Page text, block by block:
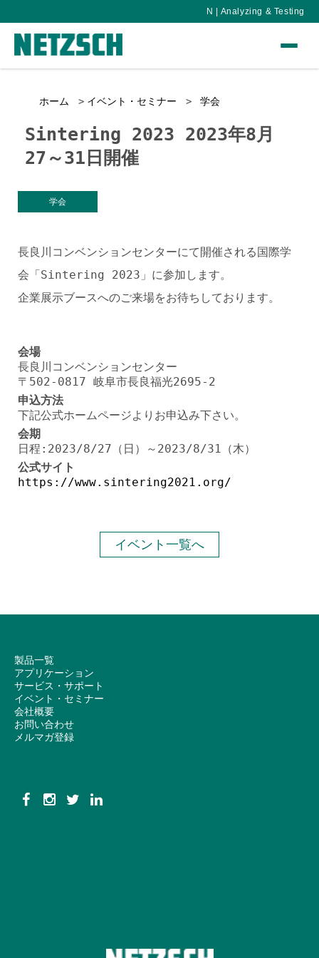
N | Analyzing & Testing
ホーム イベント・セミナー 学会
Sintering 2023 2023年8月
27～31日開催
学会
長良川コンベンションセンターにて開催される国際学
会「Sintering 2023」に参加します。
企業展示ブースへのご来場をお待ちしております。
会場
長良川コンベンションセンター
〒502-0817 岐阜市長良福光2695-2
申込方法
下記公式ホームページよりお申込み下さい。
会期
日程:2023/8/27（日）～2023/8/31（木）
公式サイト
https://www.sintering2021.org/
イベント一覧へ
製品一覧
アプリケーション
サービス・サポート
イベント・セミナー
会社概要
お問い合わせ
メルマガ登録